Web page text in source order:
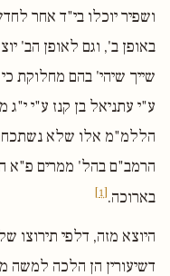
ושפיר יוכלו בי"ד אחר
באופן ב', וגם לאופן הב'
שייך שיהי' בהם מחלוקת
ע"י עתניאל בן קנז ע"י
הללמ"מ אלו שלא
הרמב"ם בהל' ממרים פ"א
בארוכה.[1]
היוצא מזה, דלפי תירוצו
דשיעורין הן הלכה למשה